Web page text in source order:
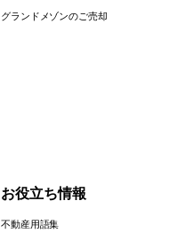
グランドメゾンのご売却
お役立ち情報
不動産用語集